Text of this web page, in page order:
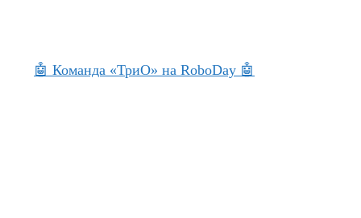
🤖 Команда «ТриО» на RoboDay 🤖